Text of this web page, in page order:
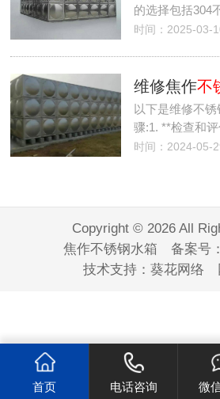
的选择包括304
时间：2025-03-
维修焦作不
以下是维修不
骤:1. **检查和
时间：2024-05-
Copyright © 2026 All
焦作不锈钢水箱 备案号：
技术支持： 葵花网络
首页 电话咨询 微